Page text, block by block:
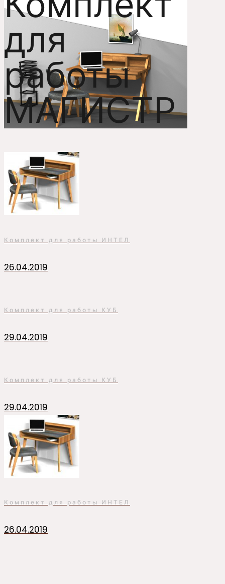
для
работы
МАГИСТР
Комплект для работы ИНТЕЛ
26.04.2019
Комплект для работы КУБ
29.04.2019
Комплект для работы КУБ
29.04.2019
Комплект для работы ИНТЕЛ
26.04.2019